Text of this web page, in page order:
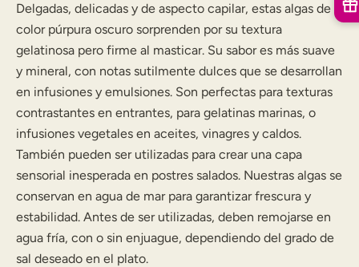
Delgadas, delicadas y de aspecto capilar, estas algas de
color púrpura oscuro sorprenden por su textura
gelatinosa pero firme al masticar. Su sabor es más suave
y mineral, con notas sutilmente dulces que se desarrollan
en infusiones y emulsiones. Son perfectas para texturas
contrastantes en entrantes, para gelatinas marinas, o
infusiones vegetales en aceites, vinagres y caldos.
También pueden ser utilizadas para crear una capa
sensorial inesperada en postres salados. Nuestras algas se
conservan en agua de mar para garantizar frescura y
estabilidad. Antes de ser utilizadas, deben remojarse en
agua fría, con o sin enjuague, dependiendo del grado de
sal deseado en el plato.